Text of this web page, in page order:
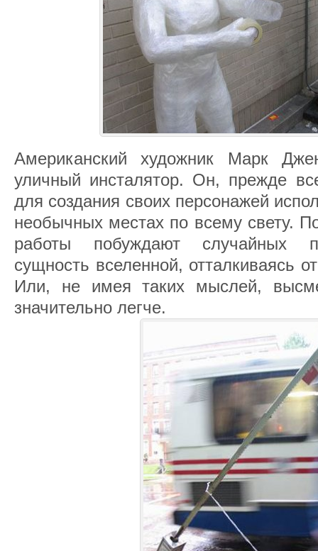
Американский художник Марк
уличный инсталятор. Он, прежде
для создания своих персонажей
необычных местах по всему свету.
работы побуждают случайных
сущность вселенной, отталкиваясь
Или, не имея таких мыслей,
значительно легче.